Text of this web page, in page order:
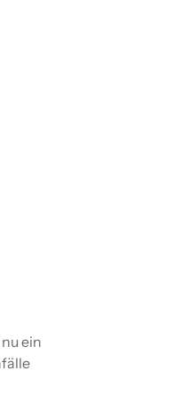
ein